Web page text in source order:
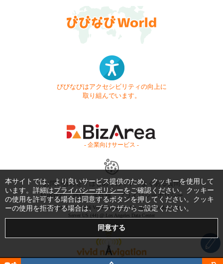
びびなびはアクセシビリティの向上に
取り組んでいます。
- 企業向けサービス -
お問い合わせ はじめてガイド
よくある質問
利用規約
商標・著作権 プライバシーポリシー
Copyright © 1999-2026 Vivid Navigation, Inc. All Rights Reserved.
Server US (44) @ Los Angeles Data Center
本サイトでは、より良いサービス提供のため、クッキーを使用して
います。詳細はプライバシーポリシーをご確認ください。クッキー
の使用を許可する場合は同意するボタンを押してください。クッキ
ーの使用を拒否する場合は、ブラウザからご設定ください。